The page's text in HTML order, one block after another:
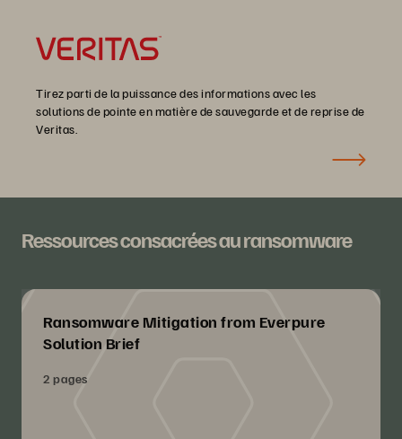
Tirez parti de la puissance des informations avec les
solutions de pointe en matière de sauvegarde et de reprise de
Veritas.
Ressources consacrées au ransomware
Ransomware Mitigation from Everpure
Solution Brief
2 pages